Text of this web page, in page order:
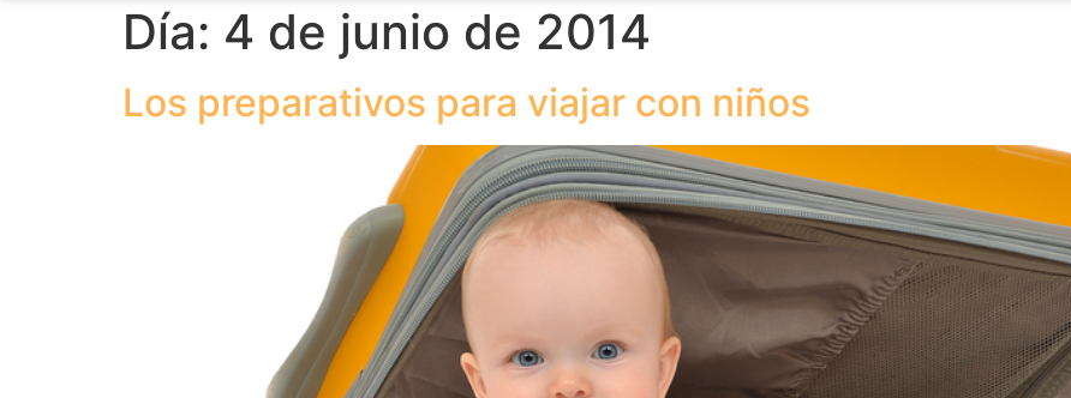
Día: 4 de junio de 2014
Los preparativos para viajar con niños